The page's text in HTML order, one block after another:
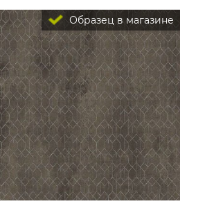
Образец в магазине